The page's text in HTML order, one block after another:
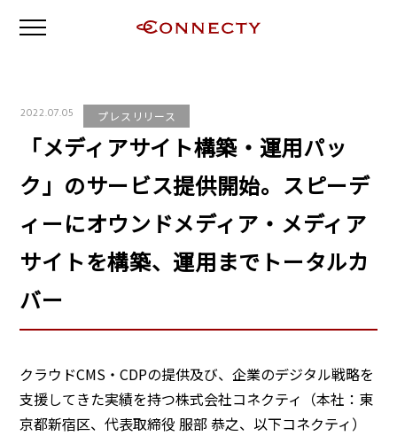
2022.07.05 プレスリリース
「メディアサイト構築・運用パッ
ク」のサービス提供開始。スピーデ
ィーにオウンドメディア・メディア
サイトを構築、運用までトータルカ
バー
クラウドCMS・CDPの提供及び、企業のデジタル戦略を
支援してきた実績を持つ株式会社コネクティ（本社：東
京都新宿区、代表取締役 服部 恭之、以下コネクティ）